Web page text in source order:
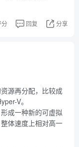
分 回复 分享
源再分配，比较成
V。
成一种新的可虚拟
体速度上相对高一